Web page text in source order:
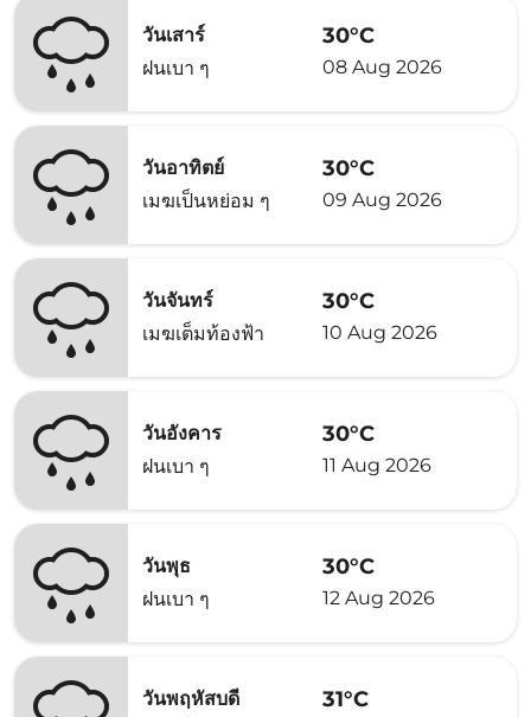
วันเสาร์
ฝนเบา ๆ
30°C
08 Aug 2026
วันอาทิตย์
เมฆเป็นหย่อม ๆ
30°C
09 Aug 2026
วันจันทร์
เมฆเต็มท้องฟ้า
30°C
10 Aug 2026
วันอังคาร
ฝนเบา ๆ
30°C
11 Aug 2026
วันพุธ
ฝนเบา ๆ
30°C
12 Aug 2026
วันพฤหัสบดี
31°C